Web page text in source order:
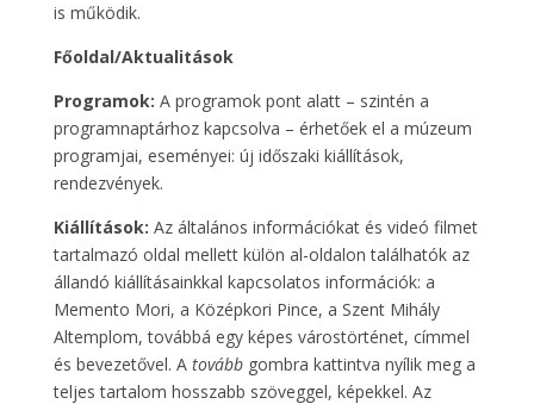
is működik.
Főoldal/Aktualitások
Programok: A programok pont alatt – szintén a
programnaptárhoz kapcsolva – érhetőek el a múzeum
programjai, eseményei: új időszaki kiállítások,
rendezvények.
Kiállítások: Az általános információkat és videó filmet
tartalmazó oldal mellett külön al-oldalon találhatók az
állandó kiállításainkkal kapcsolatos információk: a
Memento Mori, a Középkori Pince, a Szent Mihály
Altemplom, továbbá egy képes várostörténet, címmel
és bevezetővel. A továbbgombra kattintva nyílik meg a
teljes tartalom hosszabb szöveggel, képekkel. Az